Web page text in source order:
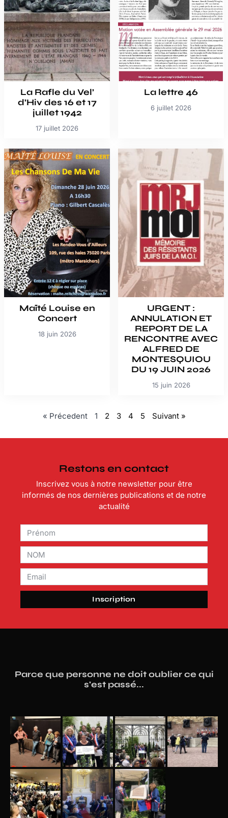
La Rafle du Vel’
d’Hiv des 16 et 17
juillet 1942
17 juillet 2026
La lettre 46
6 juillet 2026
Maïté Louise en
Concert
18 juin 2026
URGENT :
ANNULATION ET
REPORT DE LA
RENCONTRE AVEC
ALFRED DE
MONTESQUIOU
DU 19 JUIN 2026
15 juin 2026
« Précedent 1 2 3 4 5 Suivant »
Restons en contact
Inscrivez vous à notre newsletter pour être
informés de nos dernières publications et de notre
actualité
Inscription
Parce que personne ne doit oublier ce qui
s'est passé...